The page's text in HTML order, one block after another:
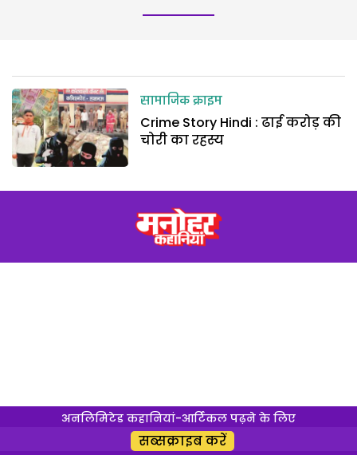
सामाजिक क्राइम
Crime Story Hindi : ढाई करोड़ की
चोरी का रहस्य
अनलिमिटेड कहानियां-आर्टिकल पढ़ने के लिए
सब्सक्राइब करें